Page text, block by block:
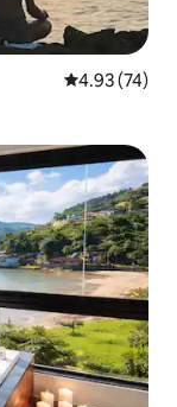
レビュー74
4.93 (74)